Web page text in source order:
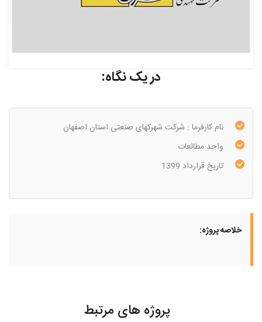
در یک نگاه:
نام کارفرما : شرکت شهرکهای صنعتی استان اصفهان
واحد مطالعات
تاریخ قرارداد 1399
خلاصه پروژه:
پروژه های مرتبط